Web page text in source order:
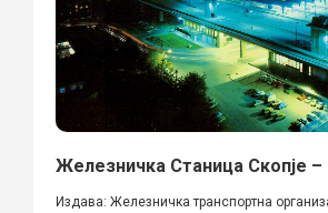
Железничка Станица Скопје
Издава: Железничка транспортна